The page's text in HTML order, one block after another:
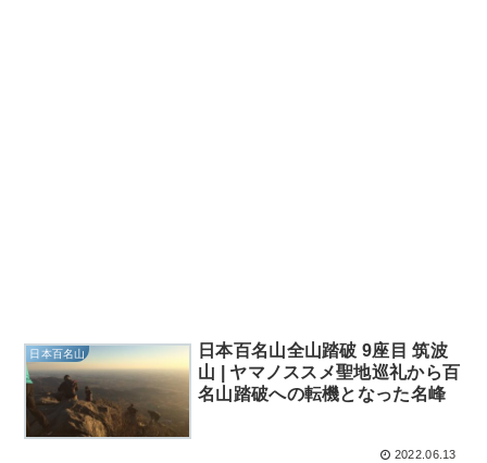
日本百名山
日本百名山全山踏破 9座目 筑波
山 | ヤマノススメ聖地巡礼から百
名山踏破への転機となった名峰
2022.06.13